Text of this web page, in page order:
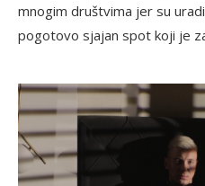
mnogim društvima jer su
pogotovo sjajan spot koji je